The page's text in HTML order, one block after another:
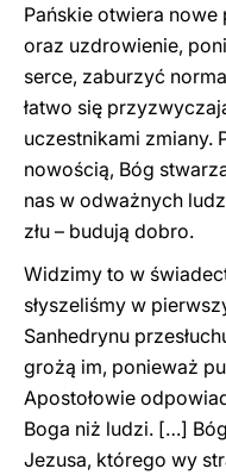
Pańskie otwiera
oraz uzdrowienie,
serce, zaburzyć
łatwo się
uczestnikami zmiany.
nowością, Bóg
nas w odważnych
złu – budują dobro.
Widzimy to w
słyszeliśmy w
Sanhedrynu
grożą im, ponieważ
Apostołowie
Boga niż ludzi. […]
Jezusa, którego wy